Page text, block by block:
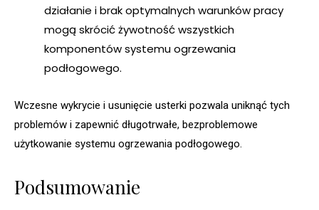
działanie i brak optymalnych warunków pracy
mogą skrócić żywotność wszystkich
komponentów systemu ogrzewania
podłogowego.
Wczesne wykrycie i usunięcie usterki pozwala uniknąć tych
problemów i zapewnić długotrwałe, bezproblemowe
użytkowanie systemu ogrzewania podłogowego.
Podsumowanie